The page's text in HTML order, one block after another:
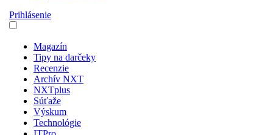
Prihlásenie
Magazín
Tipy na darčeky
Recenzie
Archív NXT
NXTplus
Súťaže
Výskum
Technológie